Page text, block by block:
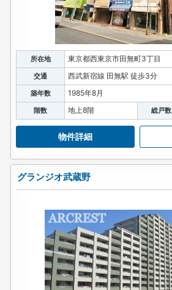
所在地 東京都西東京市田無町3丁目
交通 西武新宿線 田無駅 徒歩3分
築年数 1985年8月
階数 地上8階 総戸数
物件詳細
グランジオ武蔵野